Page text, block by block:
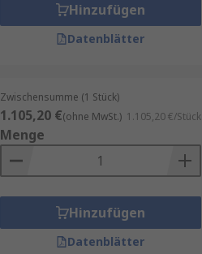
Hinzufügen
Datenblätter
Zwischensumme (1 Stück)
1.105,20 €(ohne MwSt.) 1.105,20 €/Stück
Menge
Hinzufügen
Datenblätter